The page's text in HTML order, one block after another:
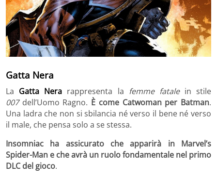
Gatta Nera
La Gatta Nera rappresenta la femme fatale in stile
007dell’Uomo Ragno. È come Catwoman per Batman.
Una ladra che non si sbilancia né verso il bene né verso
il male, che pensa solo a se stessa.
Insomniac ha assicurato che apparirà in Marvel’s
Spider-Man e che avrà un ruolo fondamentale nel primo
DLC del gioco.